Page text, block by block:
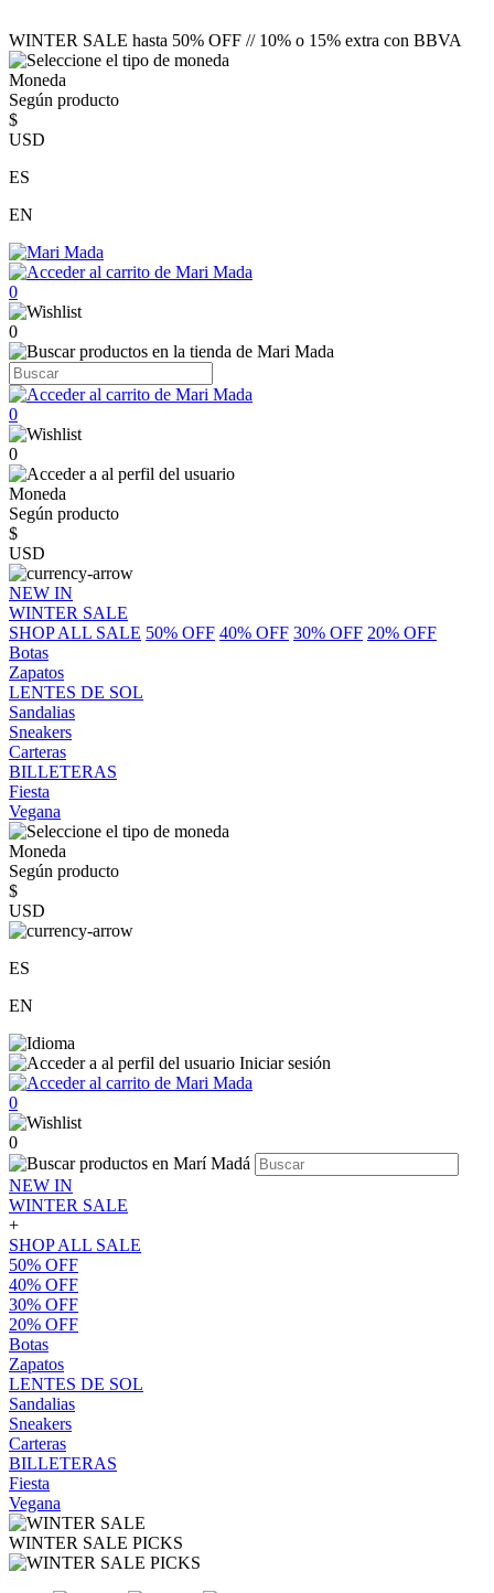
WINTER SALE hasta 50% OFF // 10% o 15% extra con BBVA
Moneda
Según producto
$
USD
ES
EN
0
0
0
0
Moneda
Según producto
$
USD
NEW IN
WINTER SALE
SHOP ALL SALE 50% OFF 40% OFF 30% OFF 20% OFF
Botas
Zapatos
LENTES DE SOL
Sandalias
Sneakers
Carteras
BILLETERAS
Fiesta
Vegana
Moneda
Según producto
$
USD
ES
EN
Iniciar sesión
0
0
NEW IN
WINTER SALE
+
SHOP ALL SALE
50% OFF
40% OFF
30% OFF
20% OFF
Botas
Zapatos
LENTES DE SOL
Sandalias
Sneakers
Carteras
BILLETERAS
Fiesta
Vegana
WINTER SALE PICKS